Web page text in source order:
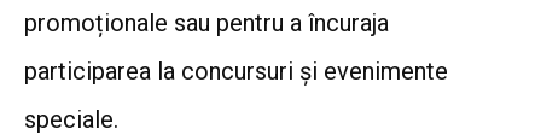
promoționale sau pentru a încuraja
participarea la concursuri și evenimente
speciale.